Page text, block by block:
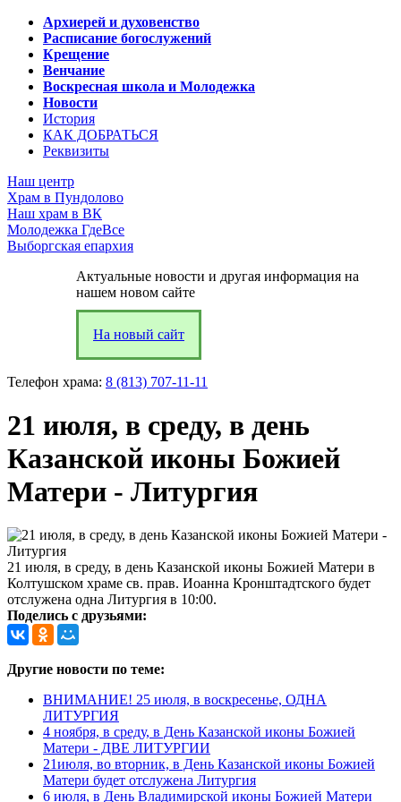
Архиерей и духовенство
Расписание богослужений
Крещение
Венчание
Воскресная школа и Молодежка
Новости
История
КАК ДОБРАТЬСЯ
Реквизиты
Наш центр
Храм в Пундолово
Наш храм в ВК
Молодежка ГдеВсе
Выборгская епархия
Актуальные новости и другая информация на
нашем новом сайте
На новый сайт
Телефон храма: 8 (813) 707-11-11
21 июля, в среду, в день
Казанской иконы Божией
Матери - Литургия
21 июля, в среду, в день Казанской иконы Божией Матери в
Колтушском храме св. прав. Иоанна Кронштадтского будет
отслужена одна Литургия в 10:00.
Поделись с друзьями:
Другие новости по теме:
ВНИМАНИЕ! 25 июля, в воскресенье, ОДНА
ЛИТУРГИЯ
4 ноября, в среду, в День Казанской иконы Божией
Матери - ДВЕ ЛИТУРГИИ
21июля, во вторник, в День Казанской иконы Божией
Матери будет отслужена Литургия
6 июля, в День Владимирской иконы Божией Матери